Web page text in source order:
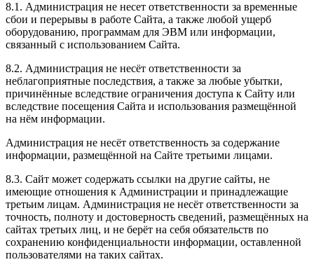
8.1. Администрация не несет ответственности за временные
сбои и перерывы в работе Сайта, а также любой ущерб
оборудованию, программам для ЭВМ или информации,
связанный с использованием Сайта.
8.2. Администрация не несёт ответственности за
неблагоприятные последствия, а также за любые убытки,
причинённые вследствие ограничения доступа к Сайту или
вследствие посещения Сайта и использования размещённой
на нём информации.
Администрация не несёт ответственность за содержание
информации, размещённой на Сайте третьими лицами.
8.3. Сайт может содержать ссылки на другие сайты, не
имеющие отношения к Администрации и принадлежащие
третьим лицам. Администрация не несёт ответственности за
точность, полноту и достоверность сведений, размещённых на
сайтах третьих лиц, и не берёт на себя обязательств по
сохранению конфиденциальности информации, оставленной
пользователями на таких сайтах.